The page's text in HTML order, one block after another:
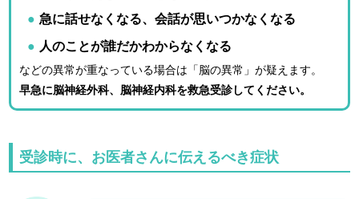
急に話せなくなる、会話が思いつかなくなる
人のことが誰だかわからなくなる
などの異常が重なっている場合は「脳の異常」が疑えます。
早急に脳神経外科、脳神経内科を救急受診してください。
受診時に、お医者さんに伝えるべき症状